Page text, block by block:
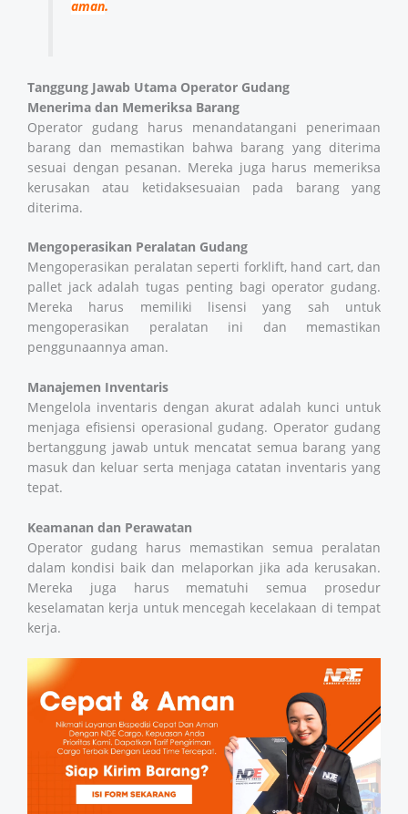
aman.
Tanggung Jawab Utama Operator Gudang
Menerima dan Memeriksa Barang
Operator gudang harus menandatangani penerimaan
barang dan memastikan bahwa barang yang diterima
sesuai dengan pesanan. Mereka juga harus memeriksa
kerusakan atau ketidaksesuaian pada barang yang
diterima.
Mengoperasikan Peralatan Gudang
Mengoperasikan peralatan seperti forklift, hand cart, dan
pallet jack adalah tugas penting bagi operator gudang.
Mereka harus memiliki lisensi yang sah untuk
mengoperasikan peralatan ini dan memastikan
penggunaannya aman.
Manajemen Inventaris
Mengelola inventaris dengan akurat adalah kunci untuk
menjaga efisiensi operasional gudang. Operator gudang
bertanggung jawab untuk mencatat semua barang yang
masuk dan keluar serta menjaga catatan inventaris yang
tepat.
Keamanan dan Perawatan
Operator gudang harus memastikan semua peralatan
dalam kondisi baik dan melaporkan jika ada kerusakan.
Mereka juga harus mematuhi semua prosedur
keselamatan kerja untuk mencegah kecelakaan di tempat
kerja.